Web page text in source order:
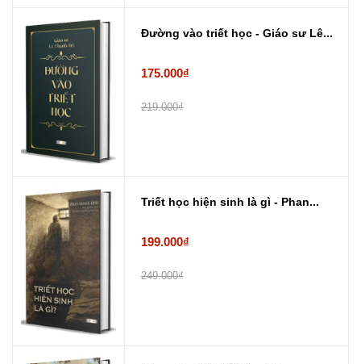
Đường vào triết học - Giáo sư Lê...
175.000₫
219.000₫
Triết học hiện sinh là gì - Phan...
199.000₫
249.000₫